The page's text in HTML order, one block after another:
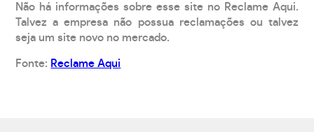
Não há informações sobre esse site no Reclame Aqui.
Talvez a empresa não possua reclamações ou talvez
seja um site novo no mercado.
Fonte: Reclame Aqui